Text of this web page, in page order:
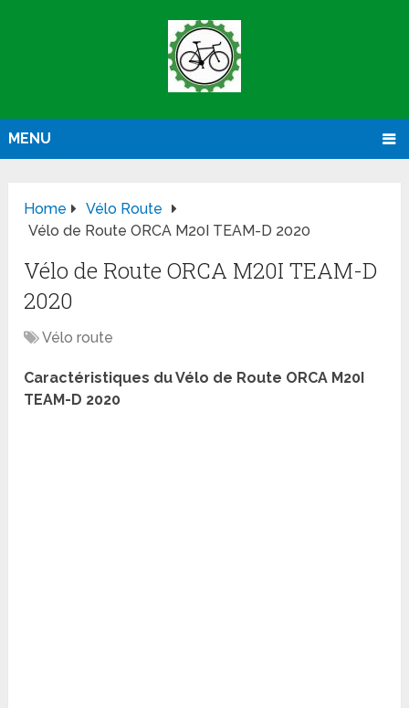
MENU
Home
Vélo Route
Vélo de Route ORCA M20I TEAM-D 2020
Vélo de Route ORCA M20I TEAM-D
2020
Vélo route
Caractéristiques du Vélo de Route ORCA M20I
TEAM-D 2020